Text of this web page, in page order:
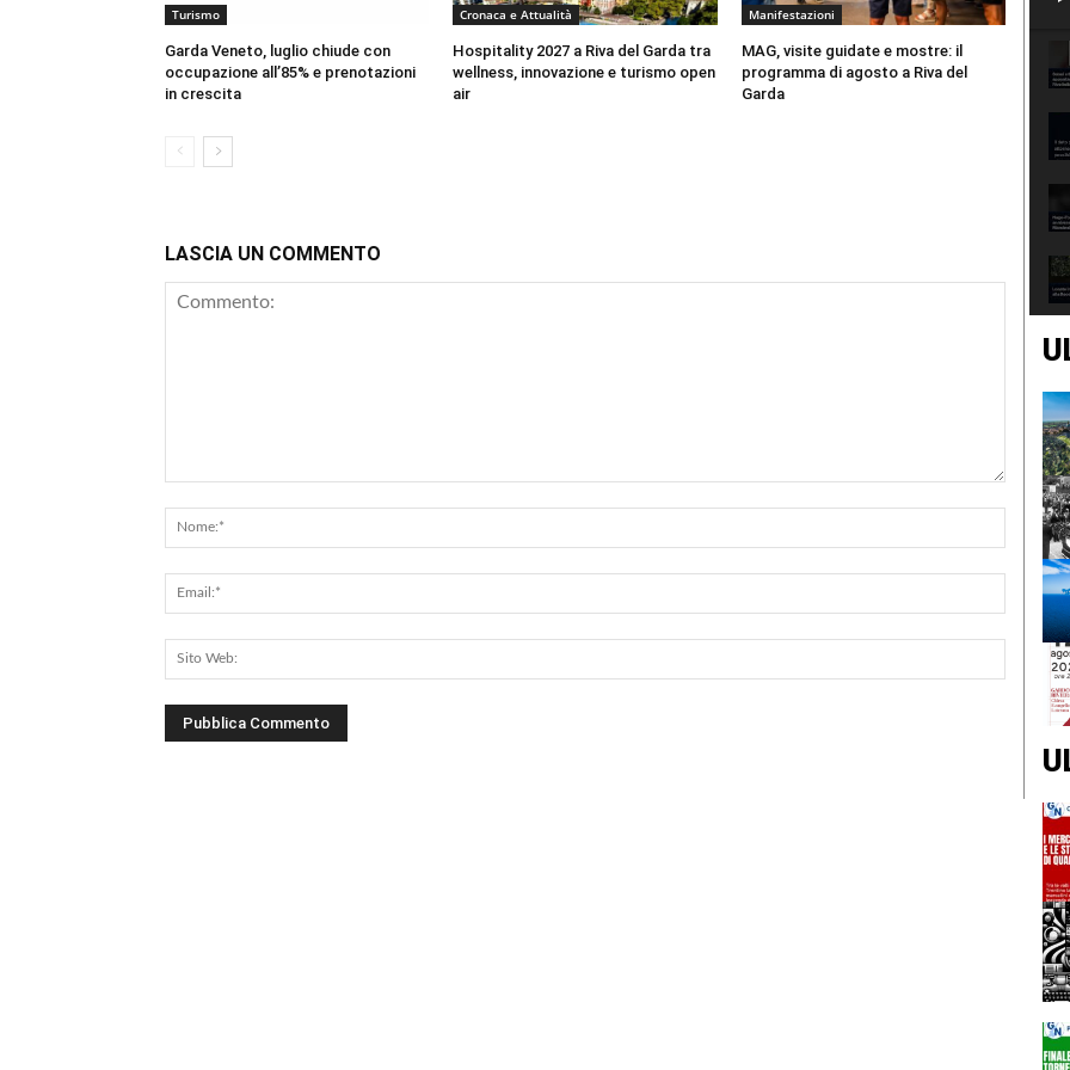
Turismo
Garda Veneto, luglio chiude con
occupazione all’85% e prenotazioni
in crescita
Cronaca e Attualità
Hospitality 2027 a Riva del Garda tra
wellness, innovazione e turismo open
air
Manifestazioni
MAG, visite guidate e mostre: il
programma di agosto a Riva del
Garda
LASCIA UN COMMENTO
Nome:*
Email:*